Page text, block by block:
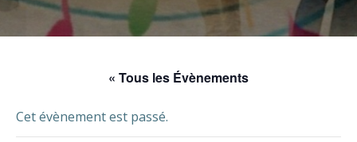
« Tous les Évènements
Cet évènement est passé.